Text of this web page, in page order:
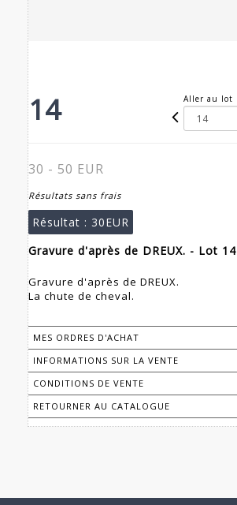
14 Aller au lot
30 - 50 EUR
Résultats sans frais
Résultat : 30EUR
Gravure d'après de DREUX. - Lot 14
Gravure d'après de DREUX.
La chute de cheval.
MES ORDRES D'ACHAT
INFORMATIONS SUR LA VENTE
CONDITIONS DE VENTE
RETOURNER AU CATALOGUE